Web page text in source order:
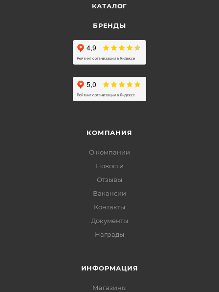
КАТАЛОГ
БРЕНДЫ
КОМПАНИЯ
О компании
Новости
Отзывы
Вакансии
Контакты
Документы
Награды
ИНФОРМАЦИЯ
Магазины